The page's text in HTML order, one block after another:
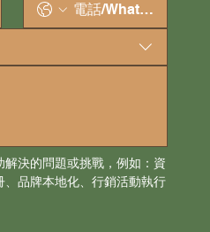
決的問題或挑戰，例如：資
品牌本地化、行銷活動執行